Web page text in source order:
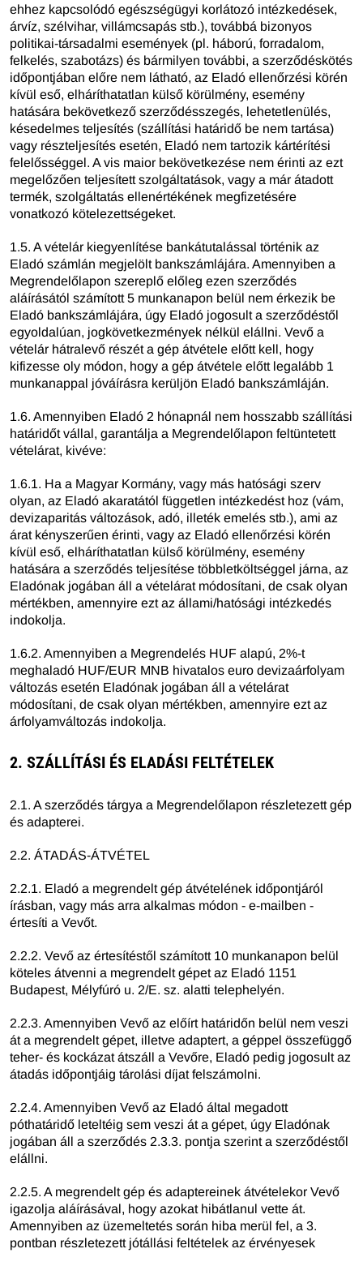
ehhez kapcsolódó egészségügyi korlátozó intézkedések,
árvíz, szélvihar, villámcsapás stb.), továbbá bizonyos
politikai-társadalmi események (pl. háború, forradalom,
felkelés, szabotázs) és bármilyen további, a szerződéskötés
időpontjában előre nem látható, az Eladó ellenőrzési körén
kívül eső, elháríthatatlan külső körülmény, esemény
hatására bekövetkező szerződésszegés, lehetetlenülés,
késedelmes teljesítés (szállítási határidő be nem tartása)
vagy részteljesítés esetén, Eladó nem tartozik kártérítési
felelősséggel. A vis maior bekövetkezése nem érinti az ezt
megelőzően teljesített szolgáltatások, vagy a már átadott
termék, szolgáltatás ellenértékének megfizetésére
vonatkozó kötelezettségeket.
1.5. A vételár kiegyenlítése bankátutalással történik az
Eladó számlán megjelölt bankszámlájára. Amennyiben a
Megrendelőlapon szereplő előleg ezen szerződés
aláírásától számított 5 munkanapon belül nem érkezik be
Eladó bankszámlájára, úgy Eladó jogosult a szerződéstől
egyoldalúan, jogkövetkezmények nélkül elállni. Vevő a
vételár hátralevő részét a gép átvétele előtt kell, hogy
kifizesse oly módon, hogy a gép átvétele előtt legalább 1
munkanappal jóváírásra kerüljön Eladó bankszámláján.
1.6. Amennyiben Eladó 2 hónapnál nem hosszabb szállítási
határidőt vállal, garantálja a Megrendelőlapon feltüntetett
vételárat, kivéve:
1.6.1. Ha a Magyar Kormány, vagy más hatósági szerv
olyan, az Eladó akaratától független intézkedést hoz (vám,
devizaparitás változások, adó, illeték emelés stb.), ami az
árat kényszerűen érinti, vagy az Eladó ellenőrzési körén
kívül eső, elháríthatatlan külső körülmény, esemény
hatására a szerződés teljesítése többletköltséggel járna, az
Eladónak jogában áll a vételárat módosítani, de csak olyan
mértékben, amennyire ezt az állami/hatósági intézkedés
indokolja.
1.6.2. Amennyiben a Megrendelés HUF alapú, 2%-t
meghaladó HUF/EUR MNB hivatalos euro devizaárfolyam
változás esetén Eladónak jogában áll a vételárat
módosítani, de csak olyan mértékben, amennyire ezt az
árfolyamváltozás indokolja.
2. SZÁLLÍTÁSI ÉS ELADÁSI FELTÉTELEK
2.1. A szerződés tárgya a Megrendelőlapon részletezett gép
és adapterei.
2.2. ÁTADÁS-ÁTVÉTEL
2.2.1. Eladó a megrendelt gép átvételének időpontjáról
írásban, vagy más arra alkalmas módon - e-mailben -
értesíti a Vevőt.
2.2.2. Vevő az értesítéstől számított 10 munkanapon belül
köteles átvenni a megrendelt gépet az Eladó 1151
Budapest, Mélyfúró u. 2/E. sz. alatti telephelyén.
2.2.3. Amennyiben Vevő az előírt határidőn belül nem veszi
át a megrendelt gépet, illetve adaptert, a géppel összefüggő
teher- és kockázat átszáll a Vevőre, Eladó pedig jogosult az
átadás időpontjáig tárolási díjat felszámolni.
2.2.4. Amennyiben Vevő az Eladó által megadott
póthatáridő leteltéig sem veszi át a gépet, úgy Eladónak
jogában áll a szerződés 2.3.3. pontja szerint a szerződéstől
elállni.
2.2.5. A megrendelt gép és adaptereinek átvételekor Vevő
igazolja aláírásával, hogy azokat hibátlanul vette át.
Amennyiben az üzemeltetés során hiba merül fel, a 3.
pontban részletezett jótállási feltételek az érvényesek